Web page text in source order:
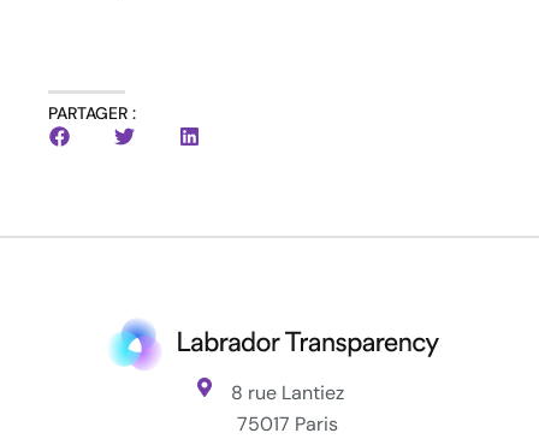
PARTAGER :
8 rue Lantiez
75017 Paris